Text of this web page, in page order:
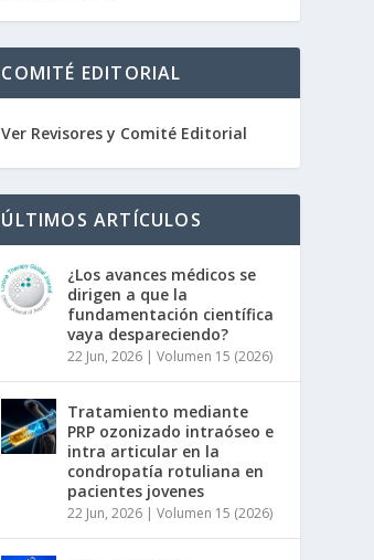
COMITÉ EDITORIAL
Ver Revisores y Comité Editorial
ÚLTIMOS ARTÍCULOS
¿Los avances médicos se
dirigen a que la
fundamentación científica
vaya despareciendo?
22 Jun, 2026 |Volumen 15 (2026)
Tratamiento mediante
PRP ozonizado intraóseo e
intra articular en la
condropatía rotuliana en
pacientes jovenes
22 Jun, 2026 |Volumen 15 (2026)